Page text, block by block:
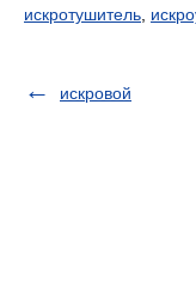
искротушитель
искровой